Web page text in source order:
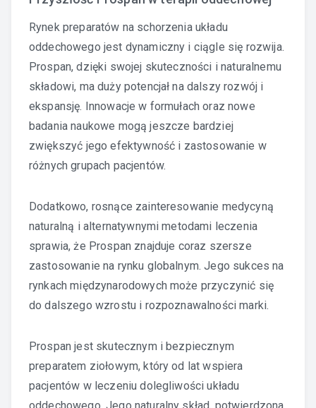
Rynek preparatów na schorzenia układu
oddechowego jest dynamiczny i ciągle się rozwija.
Prospan, dzięki swojej skuteczności i naturalnemu
składowi, ma duży potencjał na dalszy rozwój i
ekspansję. Innowacje w formułach oraz nowe
badania naukowe mogą jeszcze bardziej
zwiększyć jego efektywność i zastosowanie w
różnych grupach pacjentów.
Dodatkowo, rosnące zainteresowanie medycyną
naturalną i alternatywnymi metodami leczenia
sprawia, że Prospan znajduje coraz szersze
zastosowanie na rynku globalnym. Jego sukces na
rynkach międzynarodowych może przyczynić się
do dalszego wzrostu i rozpoznawalności marki.
Prospan jest skutecznym i bezpiecznym
preparatem ziołowym, który od lat wspiera
pacjentów w leczeniu dolegliwości układu